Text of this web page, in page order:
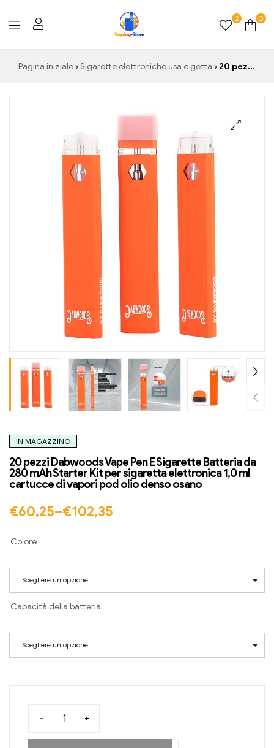
2 0
Pagina iniziale Sigarette elettroniche usa e getta 20 pezzi Dabwoods Vape Pen E Sigarette Batteria da 280 mAh Starter Kit per sigaretta elettronica 1,0 ml cartucce di vapori pod olio denso osano
IN MAGAZZINO
20 pezzi Dabwoods Vape Pen E Sigarette Batteria da
280 mAh Starter Kit per sigaretta elettronica 1,0 ml
cartucce di vapori pod olio denso osano
€60,25–€102,35
Colore
Scegliere un'opzione
Capacità della batteria
Scegliere un'opzione
- +